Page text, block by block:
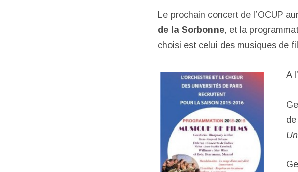
Le prochain concert de l’OCUP
de la Sorbonne, et la
choisi est celui des musiques de
A